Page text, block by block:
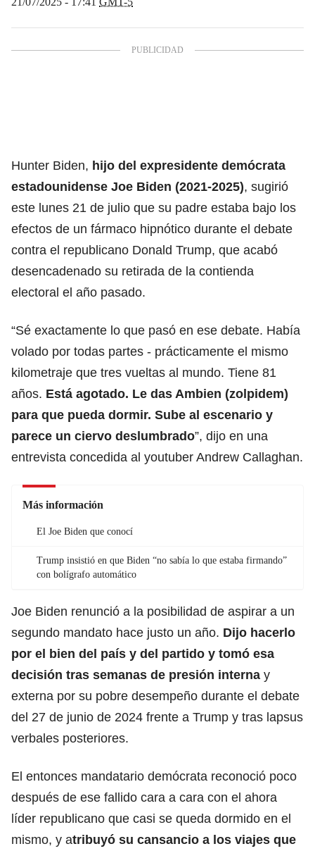
Hunter Biden, hijo del expresidente demócrata
estadounidense Joe Biden (2021-2025), sugirió
este lunes 21 de julio que su padre estaba bajo los
efectos de un fármaco hipnótico durante el debate
contra el republicano Donald Trump, que acabó
desencadenado su retirada de la contienda
electoral el año pasado.
“Sé exactamente lo que pasó en ese debate. Había
volado por todas partes - prácticamente el mismo
kilometraje que tres vueltas al mundo. Tiene 81
años. Está agotado. Le das Ambien (zolpidem)
para que pueda dormir. Sube al escenario y
parece un ciervo deslumbrado”, dijo en una
entrevista concedida al youtuber Andrew Callaghan.
Más información
El Joe Biden que conocí
Trump insistió en que Biden “no sabía lo que estaba firmando”
con bolígrafo automático
Joe Biden renunció a la posibilidad de aspirar a un
segundo mandato hace justo un año. Dijo hacerlo
por el bien del país y del partido y tomó esa
decisión tras semanas de presión interna y
externa por su pobre desempeño durante el debate
del 27 de junio de 2024 frente a Trump y tras lapsus
verbales posteriores.
El entonces mandatario demócrata reconoció poco
después de ese fallido cara a cara con el ahora
líder republicano que casi se queda dormido en el
mismo, y atribuyó su cansancio a los viajes que